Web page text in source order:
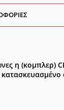
η (κομπλερ)